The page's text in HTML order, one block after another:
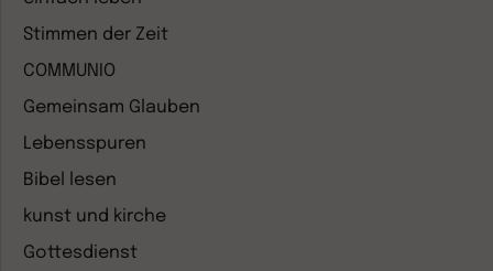
Stimmen der Zeit
COMMUNIO
Gemeinsam Glauben
Lebensspuren
Bibel lesen
kunst und kirche
Gottesdienst